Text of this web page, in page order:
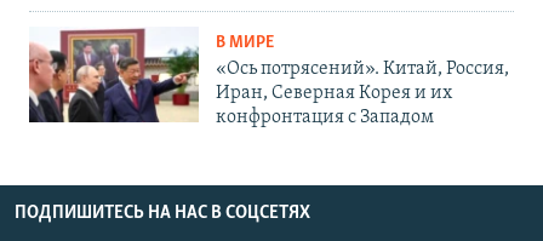
В МИРЕ
«Ось потрясений». Китай, Россия,
Иран, Северная Корея и их
конфронтация с Западом
ПОДПИШИТЕСЬ НА НАС В СОЦСЕТЯХ